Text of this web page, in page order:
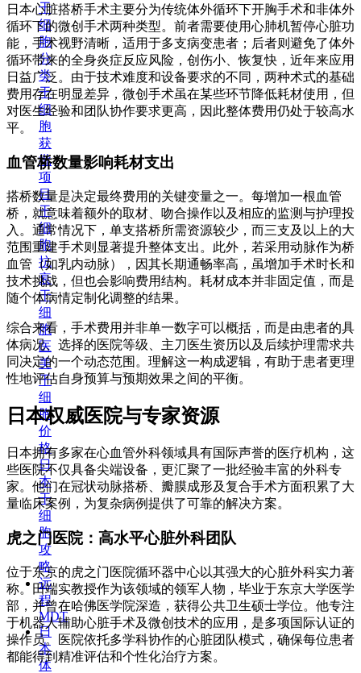
干
细
胞
分
类
干
细
胞
获
批
项
目
干
细
胞
抗
衰
干
细
胞
医
美
干
细
胞
价
格
日
本
干
细
胞
攻
略
远
程
MDT
日
本
体
日本心脏搭桥手术主要分为传统体外循环下开胸手术和非体外
循环下的微创手术两种类型。前者需要使用心肺机暂停心脏功
能，手术视野清晰，适用于多支病变患者；后者则避免了体外
循环带来的全身炎症反应风险，创伤小、恢复快，近年来应用
日益广泛。由于技术难度和设备要求的不同，两种术式的基础
费用存在明显差异，微创手术虽在某些环节降低耗材使用，但
对医生经验和团队协作要求更高，因此整体费用仍处于较高水
平。
血管桥数量影响耗材支出
搭桥数量是决定最终费用的关键变量之一。每增加一根血管
桥，就意味着额外的取材、吻合操作以及相应的监测与护理投
入。通常情况下，单支搭桥所需资源较少，而三支及以上的大
范围重建手术则显著提升整体支出。此外，若采用动脉作为桥
血管（如乳内动脉），因其长期通畅率高，虽增加手术时长和
技术挑战，但也会影响费用结构。耗材成本并非固定值，而是
随个体病情定制化调整的结果。
综合来看，手术费用并非单一数字可以概括，而是由患者的具
体病况、选择的医院等级、主刀医生资历以及后续护理需求共
同决定的一个动态范围。理解这一构成逻辑，有助于患者更理
性地评估自身预算与预期效果之间的平衡。
日本权威医院与专家资源
日本拥有多家在心血管外科领域具有国际声誉的医疗机构，这
些医院不仅具备尖端设备，更汇聚了一批经验丰富的外科专
家。他们在冠状动脉搭桥、瓣膜成形及复合手术方面积累了大
量临床案例，为复杂病例提供了可靠的解决方案。
虎之门医院：高水平心脏外科团队
位于东京的虎之门医院循环器中心以其强大的心脏外科实力著
称。田端实教授作为该领域的领军人物，毕业于东京大学医学
部，并曾在哈佛医学院深造，获得公共卫生硕士学位。他专注
于机器人辅助心脏手术及微创技术的应用，是多项国际认证的
操作员。医院依托多学科协作的心脏团队模式，确保每位患者
都能得到精准评估和个性化治疗方案。